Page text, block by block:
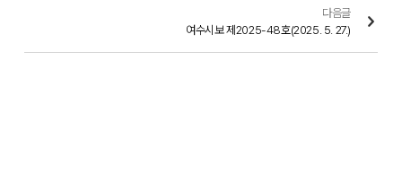
다음글
여수시보 제2025-48호(2025. 5. 27.)